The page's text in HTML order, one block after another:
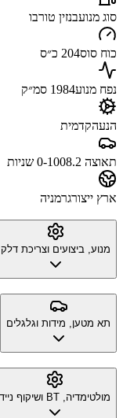
סוג מנועבנזין טורבו
כוח סוס204 כ״ס
נפח מנוע1984 סמ״ק
הנעהקדמית
תאוצה 0-100 8.2 שניות
ארץ ייצורגרמניה
מנוע, ביצועים וצריכת דלק
תא מטען, מידות וגלגלים
מולטימדיה, BT ושיקוף נייד